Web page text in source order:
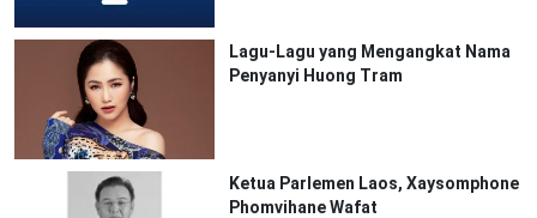
Lagu-Lagu yang Mengangkat Nama
Penyanyi Huong Tram
Ketua Parlemen Laos, Xaysomphone
Phomvihane Wafat